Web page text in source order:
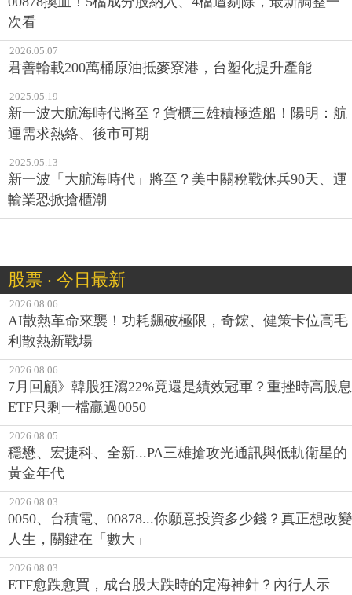
次看
2026.05.07
君善輪載200萬桶原油抵麥寮港，台塑化提升產能
2025.05.19
新一波大航海時代將至？貨櫃三雄積極造船！陽明：航
運需求熱絡、後市可期
2025.05.13
新一波「大航海時代」將至？美中關稅戰休兵90天、運
輸業恐掀搶櫃潮
股票 ‧ 今日最新
2026.08.06
AI散熱革命來襲！功耗飆破極限，奇鋐、健策卡位高毛
利散熱新戰場
2026.08.06
7月回顧》韓股狂瀉22%竟還是績效冠軍？重挫時高股息
ETF只剩一檔贏過0050
2026.08.05
穩懋、宏捷科、全新...PA三雄搶攻光通訊與低軌衛星的
黃金年代
2026.08.03
0050、台積電、00878...你願意投資多少錢？真正想改變
人生，關鍵在「數大」
2026.08.03
ETF愈跌愈買，成台股大跌時的定海神針？內行人示